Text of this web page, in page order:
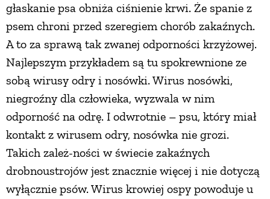
głaskanie psa obniża ciśnienie krwi. Że spanie z
psem chroni przed szeregiem chorób zakaźnych.
A to za sprawą tak zwanej odporności krzyżowej.
Najlepszym przykładem są tu spokrewnione ze
sobą wirusy odry i nosówki. Wirus nosówki,
niegroźny dla człowieka, wyzwala w nim
odporność na odrę. I odwrotnie – psu, który miał
kontakt z wirusem odry, nosówka nie grozi.
Takich zależ-ności w świecie zakaźnych
drobnoustrojów jest znacznie więcej i nie dotyczą
wyłącznie psów. Wirus krowiej ospy powoduje u